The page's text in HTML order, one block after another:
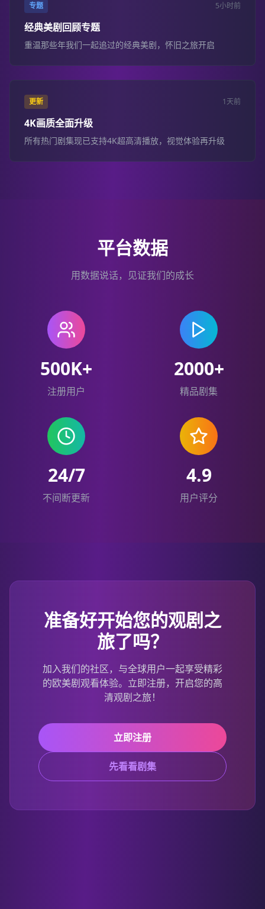
专题 5小时前
经典美剧回顾专题
重温那些年我们一起追过的经典美剧，怀旧之旅开启
更新 1天前
4K画质全面升级
所有热门剧集现已支持4K超高清播放，视觉体验再升级
平台数据
用数据说话，见证我们的成长
500K+
注册用户
2000+
精品剧集
24/7
不间断更新
4.9
用户评分
准备好开始您的观剧之
旅了吗？
加入我们的社区，与全球用户一起享受精彩
的欧美剧观看体验。立即注册，开启您的高
清观剧之旅！
立即注册
先看看剧集